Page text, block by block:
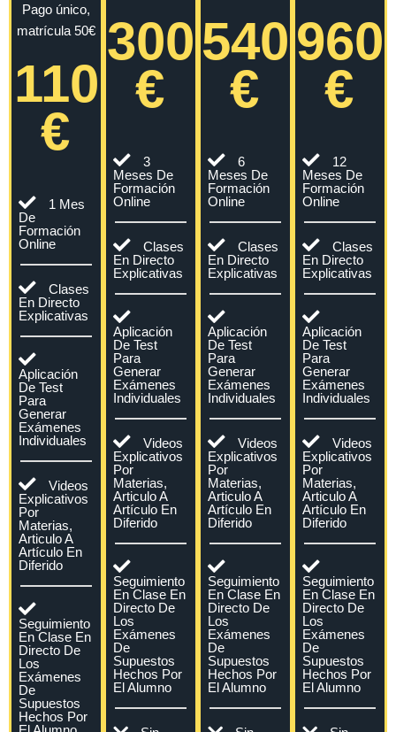
Pago único,
matrícula 50€
110
€
1 Mes
De
Formación
Online
Clases
En Directo
Explicativas
Aplicación
De Test
Para
Generar
Exámenes
Individuales
Videos
Explicativos
Por
Materias,
Articulo A
Artículo En
Diferido
Seguimiento
En Clase En
Directo De
Los
Exámenes
De
Supuestos
Hechos Por
300
€
3
Meses De
Formación
Online
Clases
En Directo
Explicativas
Aplicación
De Test
Para
Generar
Exámenes
Individuales
Videos
Explicativos
Por
Materias,
Articulo A
Artículo En
Diferido
Seguimiento
En Clase En
Directo De
Los
Exámenes
De
Supuestos
Hechos Por
El Alumno
540
€
6
Meses De
Formación
Online
Clases
En Directo
Explicativas
Aplicación
De Test
Para
Generar
Exámenes
Individuales
Videos
Explicativos
Por
Materias,
Articulo A
Artículo En
Diferido
Seguimiento
En Clase En
Directo De
Los
Exámenes
De
Supuestos
Hechos Por
El Alumno
960
€
12
Meses De
Formación
Online
Clases
En Directo
Explicativas
Aplicación
De Test
Para
Generar
Exámenes
Individuales
Videos
Explicativos
Por
Materias,
Articulo A
Artículo En
Diferido
Seguimiento
En Clase En
Directo De
Los
Exámenes
De
Supuestos
Hechos Por
El Alumno